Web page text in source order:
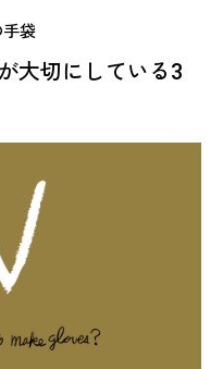
袋
大切にしている3